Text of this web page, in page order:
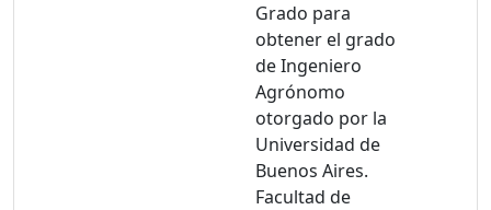
Grado para
obtener el grado
de Ingeniero
Agrónomo
otorgado por la
Universidad de
Buenos Aires.
Facultad de